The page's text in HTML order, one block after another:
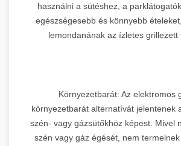
használni a sütéshez, a
egészségesebb és könnyebb
lemondanának az ízletes grillezett
Környezetbarát: Az elektromos
környezetbarát alternatívát jelentenek
szén- vagy gázsütőkhöz képest. Mivel
szén vagy gáz égését, nem